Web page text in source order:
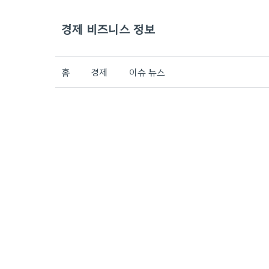
경제 비즈니스 정보
홈 경제 이슈 뉴스